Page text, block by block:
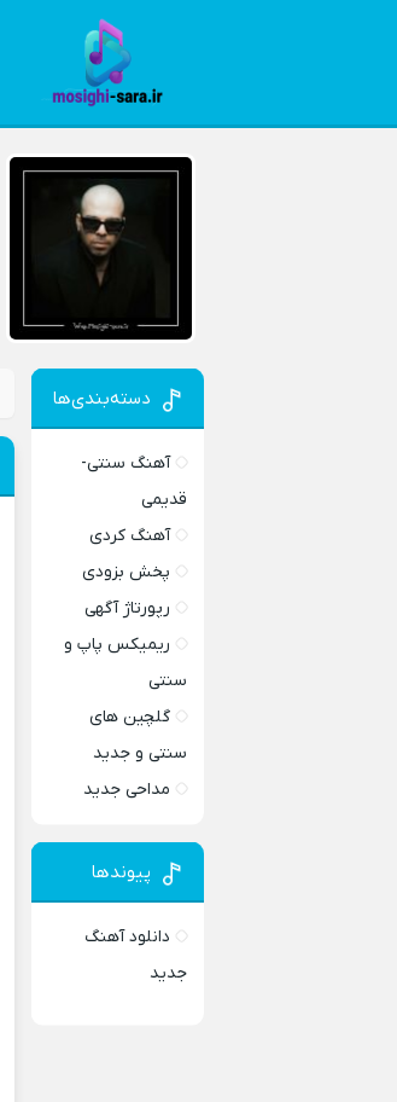
دسته‌بندی‌ها
آهنگ سنتی-
قدیمی
آهنگ کردی
پخش بزودی
رپورتاژ آگهی
ریمیکس پاپ و
سنتی
گلچین های
سنتی و جدید
مداحی جدید
پیوندها
دانلود آهنگ
جدید